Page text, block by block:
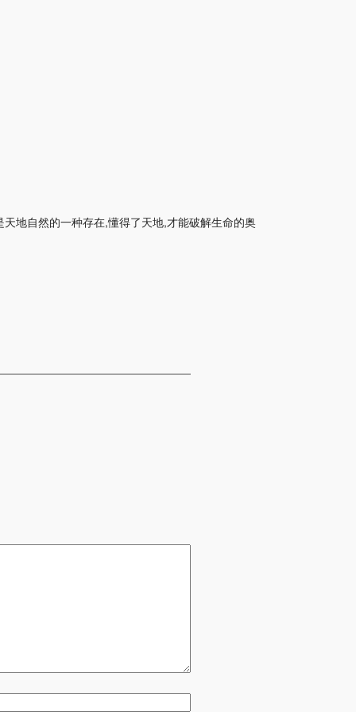
地自然的一种存在,懂得了天地,才能破解生命的奥